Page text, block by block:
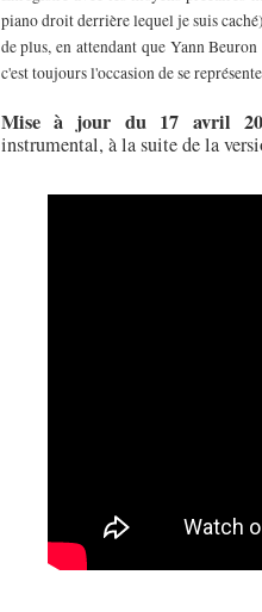
piano droit derrière lequel je suis
de plus, en attendant que Yann
c'est toujours l'occasion de se
Mise à jour du 17 avril
instrumental, à la suite de la